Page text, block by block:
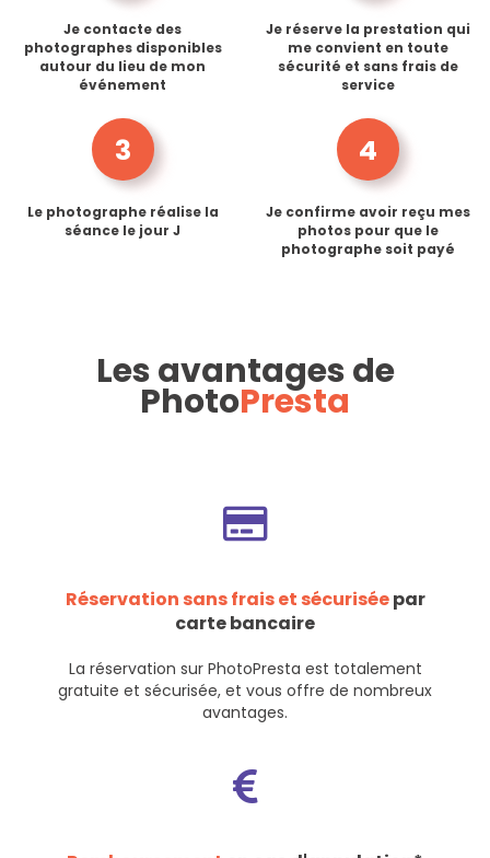
Je contacte des
photographes disponibles
autour du lieu de mon
événement
Je réserve la prestation qui
me convient en toute
sécurité et sans frais de
service
3
Le photographe réalise la
séance le jour J
4
Je confirme avoir reçu mes
photos pour que le
photographe soit payé
Les avantages de
PhotoPresta
Réservation sans frais et sécuriséepar
carte bancaire
La réservation sur PhotoPresta est totalement
gratuite et sécurisée, et vous offre de nombreux
avantages.